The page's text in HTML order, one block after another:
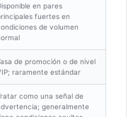
en pares
fuertes en
de volumen
de promoción o de nivel
raramente estándar
como una señal de
generalmente